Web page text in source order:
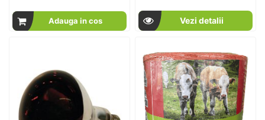
Adauga in cos
Vezi detalii